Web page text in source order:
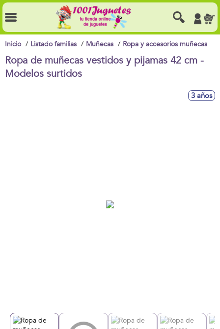
Inicio Listado familias Muñecas Ropa y accesorios muñecas
Ropa de muñecas vestidos y pijamas 42 cm -
Modelos surtidos
3 años